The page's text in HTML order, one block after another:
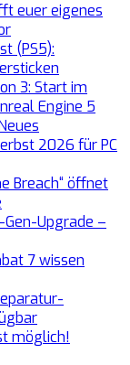
euer eigenes
(PS5):
3: Start im
Engine 5
2026 für PC
Breach“ öffnet
Upgrade –
7 wissen
möglich!